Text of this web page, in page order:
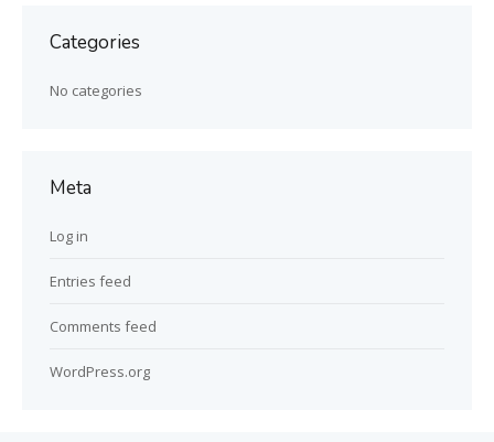
Categories
No categories
Meta
Log in
Entries feed
Comments feed
WordPress.org